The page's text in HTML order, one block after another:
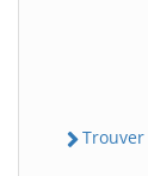
Trouver